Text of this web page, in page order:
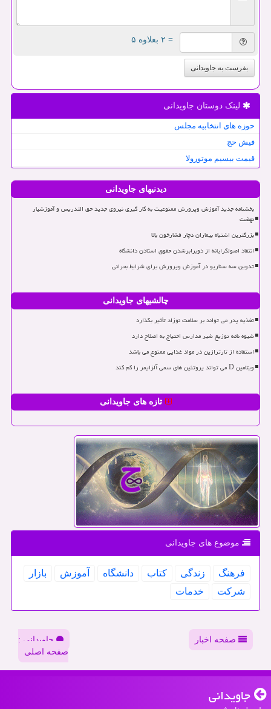
= ۲ بعلاوه ۵
بفرست به جاویدانی
لینک دوستان جاویدانی
حوزه های انتخابیه مجلس
فیش حج
قیمت بیسیم موتورولا
دیدنیهای جاویدانی
بخشنامه جدید آموزش وپرورش ممنوعیت به کار گیری نیروی جدید حق التدریس و آموزشیار
نهضت
بزرگترین اشتباه بیماران دچار فشارخون بالا
انتقاد اصولگرایانه از دوبرابرشدن حقوق استادن دانشگاه
تدوین سه سناریو در آموزش وپرورش برای شرایط بحرانی
چالشیهای جاویدانی
تغذیه پدر می تواند بر سلامت نوزاد تأثیر بگذارد
شیوه نامه توزیع شیر مدارس احتیاج به اصلاح دارد
استفاده از تارترازین در مواد غذایی ممنوع می باشد
ویتامین D می تواند پروتئین های سمی آلزایمر را کم کند
تازه های جاویدانی
موضوع های جاویدانی
فرهنگ زندگی كتاب دانشگاه آموزش
بازار
شركت
خدمات
صفحه اخبار
جاویدانی :
صفحه اصلی
جاویدانی